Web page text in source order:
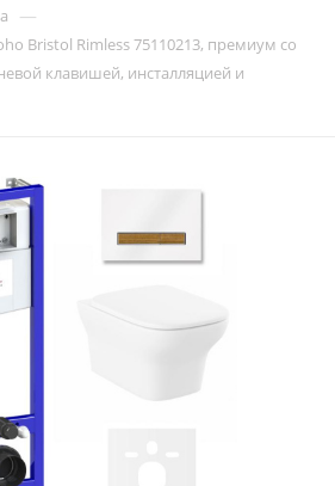
—
Bristol Rimless 75110213, премиум со
клавишей, инсталляцией и